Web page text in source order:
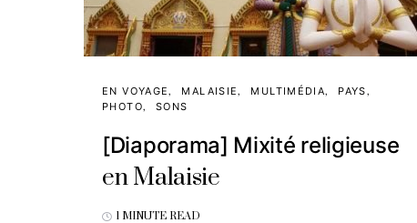
EN VOYAGE MALAISIE MULTIMÉDIA
PAYS
PHOTO
SONS
[Diaporama] Mixité religieuse
en Malaisie
1 MINUTE READ